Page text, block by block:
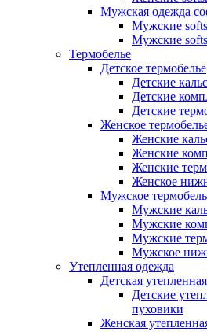
Мужская одежда
Мужские
Мужские
Термобелье
Детское термобелье
Детские
Детские
Детские
Женское
Женские
Женские
Женские
Женское
Мужское
Мужские
Мужские
Мужские
Мужское
Утепленная одежда
Детская
Детские
пуховики
Женская